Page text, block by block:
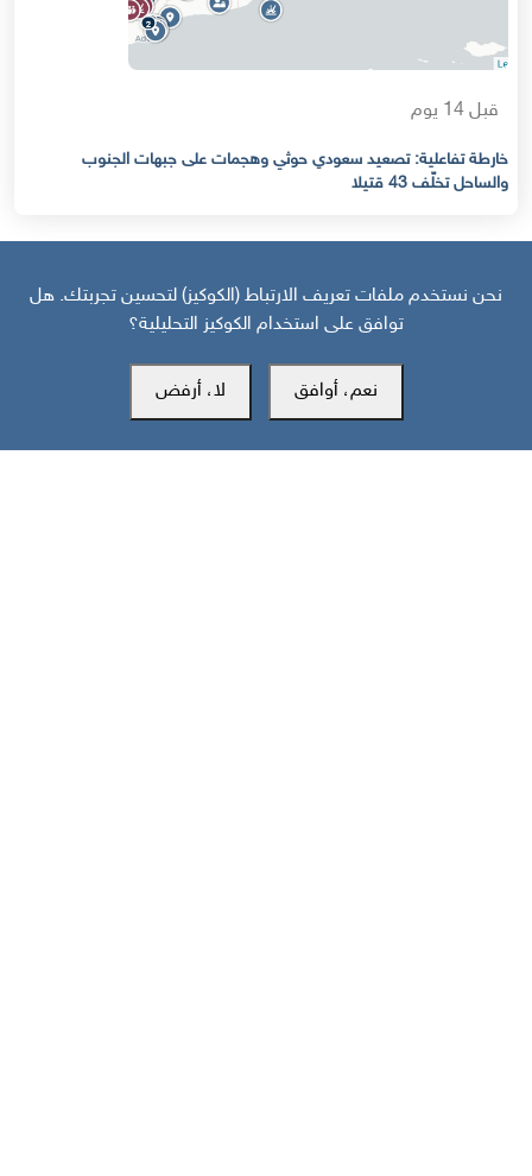
قبل 14 يوم
خارطة تفاعلية: تصعيد سعودي حوثي وهجمات على جبهات الجنوب
والساحل تخلّف 43 قتيلا
نحن نستخدم ملفات تعريف الارتباط (الكوكيز) لتحسين تجربتك. هل
توافق على استخدام الكوكيز التحليلية؟
نعم، أوافق لا، أرفض